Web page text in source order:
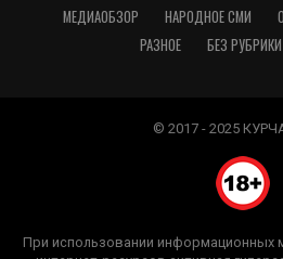
МЕДИАОБЗОР
НАРОДНОЕ СМИ
РАЗНОЕ
БЕЗ РУБРИКИ
© 2017 - 2025
При использовании информационных